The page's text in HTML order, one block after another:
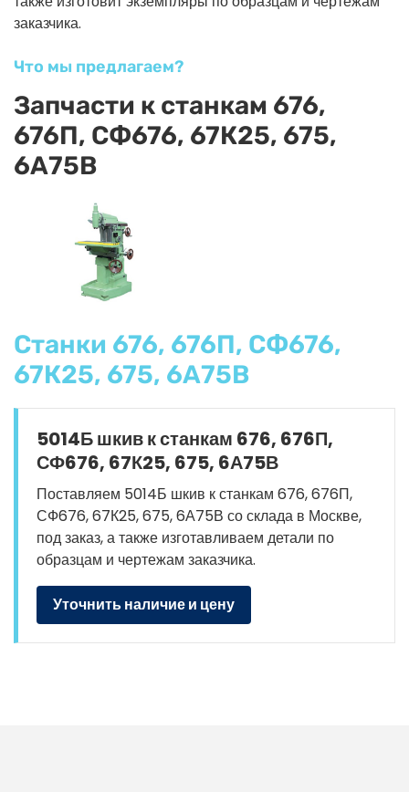
заказчика.
Что мы предлагаем?
Запчасти к станкам 676,
676П, СФ676, 67К25, 675,
6А75В
Станки 676, 676П, СФ676,
67К25, 675, 6А75В
5014Б шкив к станкам 676, 676П,
СФ676, 67К25, 675, 6А75В
Поставляем 5014Б шкив к станкам 676, 676П,
СФ676, 67К25, 675, 6А75В со склада в Москве,
под заказ, а также изготавливаем детали по
образцам и чертежам заказчика.
Уточнить наличие и цену